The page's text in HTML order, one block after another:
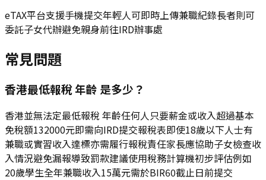
eTAX平台支援手機提交年輕人可即時上傳兼職紀錄長者則可
委託子女代辦避免親身前往IRD辦事處
常見問題
香港最低報稅 年齡 是多少？
香港並無法定最低報稅 年齡任何人只要薪金或收入超過基本
免稅額132000元即需向IRD提交報稅表即使18歲以下人士有
兼職或實習收入達標亦需履行報稅責任家長應協助子女檢查收
入情況避免漏報導致罰款建議使用稅務計算機初步評估例如
20歲學生全年兼職收入15萬元需於BIR60截止日前提交